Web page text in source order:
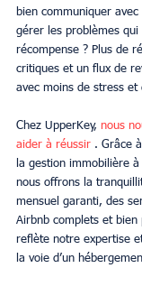
bien communiquer
gérer les problèmes qui
récompense ? Plus de
critiques et un flux de
avec moins de stress et
Chez UpperKey, nous
aider à réussir . Grâce
la gestion immobilière
nous offrons la
mensuel garanti, des
Airbnb complets et bien
reflète notre expertise
la voie d’un